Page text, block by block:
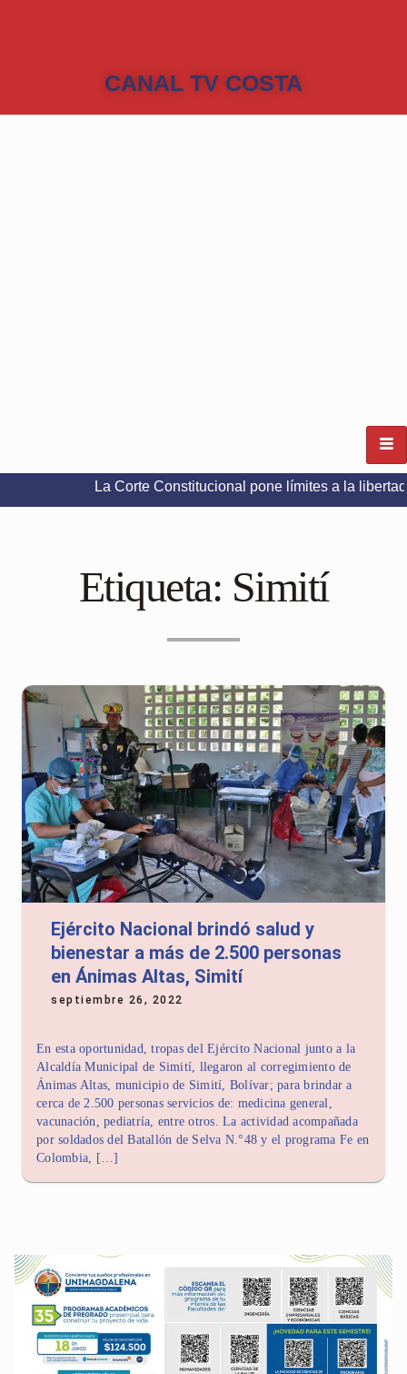
CANAL TV COSTA
La Corte Constitucional pone límites a la libertad de
Etiqueta: Simití
Ejército Nacional brindó salud y
bienestar a más de 2.500 personas
en Ánimas Altas, Simití
septiembre 26, 2022
En esta oportunidad, tropas del Ejército Nacional junto a la
Alcaldía Municipal de Simití, llegaron al corregimiento de
Ánimas Altas, municipio de Simití, Bolívar; para brindar a
cerca de 2.500 personas servicios de: medicina general,
vacunación, pediatría, entre otros. La actividad acompañada
por soldados del Batallón de Selva N.°48 y el programa Fe en
Colombia, […]